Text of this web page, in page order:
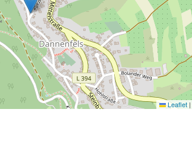
Leaflet |